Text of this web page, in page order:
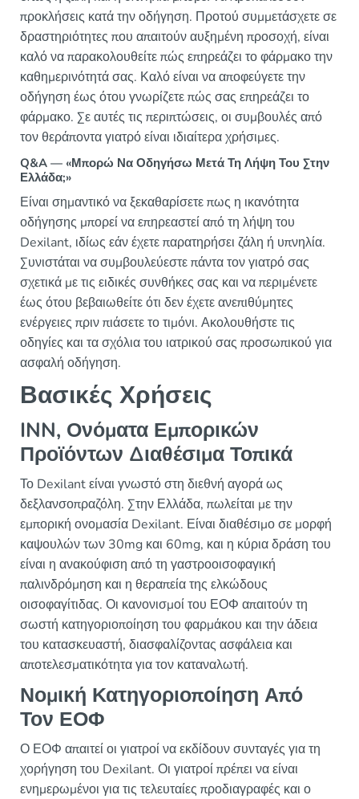
προκλήσεις κατά την οδήγηση. Προτού συμμετάσχετε σε
δραστηριότητες που απαιτούν αυξημένη προσοχή, είναι
καλό να παρακολουθείτε πώς επηρεάζει το φάρμακο την
καθημερινότητά σας. Καλό είναι να αποφεύγετε την
οδήγηση έως ότου γνωρίζετε πώς σας επηρεάζει το
φάρμακο. Σε αυτές τις περιπτώσεις, οι συμβουλές από
τον θεράποντα γιατρό είναι ιδιαίτερα χρήσιμες.
Q&A — «Μπορώ Να Οδηγήσω Μετά Τη Λήψη Του Στην
Ελλάδα;»
Είναι σημαντικό να ξεκαθαρίσετε πως η ικανότητα
οδήγησης μπορεί να επηρεαστεί από τη λήψη του
Dexilant, ιδίως εάν έχετε παρατηρήσει ζάλη ή υπνηλία.
Συνιστάται να συμβουλεύεστε πάντα τον γιατρό σας
σχετικά με τις ειδικές συνθήκες σας και να περιμένετε
έως ότου βεβαιωθείτε ότι δεν έχετε ανεπιθύμητες
ενέργειες πριν πιάσετε το τιμόνι. Ακολουθήστε τις
οδηγίες και τα σχόλια του ιατρικού σας προσωπικού για
ασφαλή οδήγηση.
Βασικές Χρήσεις
INN, Ονόματα Εμπορικών
Προϊόντων Διαθέσιμα Τοπικά
Το Dexilant είναι γνωστό στη διεθνή αγορά ως
δεξλανσοπραζόλη. Στην Ελλάδα, πωλείται με την
εμπορική ονομασία Dexilant. Είναι διαθέσιμο σε μορφή
καψουλών των 30mg και 60mg, και η κύρια δράση του
είναι η ανακούφιση από τη γαστροοισοφαγική
παλινδρόμηση και η θεραπεία της ελκώδους
οισοφαγίτιδας. Οι κανονισμοί του ΕΟΦ απαιτούν τη
σωστή κατηγοριοποίηση του φαρμάκου και την άδεια
του κατασκευαστή, διασφαλίζοντας ασφάλεια και
αποτελεσματικότητα για τον καταναλωτή.
Νομική Κατηγοριοποίηση Από
Τον ΕΟΦ
Ο ΕΟΦ απαιτεί οι γιατροί να εκδίδουν συνταγές για τη
χορήγηση του Dexilant. Οι γιατροί πρέπει να είναι
ενημερωμένοι για τις τελευταίες προδιαγραφές και ο